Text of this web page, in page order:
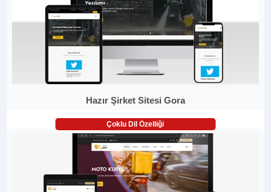
Hazır Şirket Sitesi Gora
Çoklu Dil Özelliği